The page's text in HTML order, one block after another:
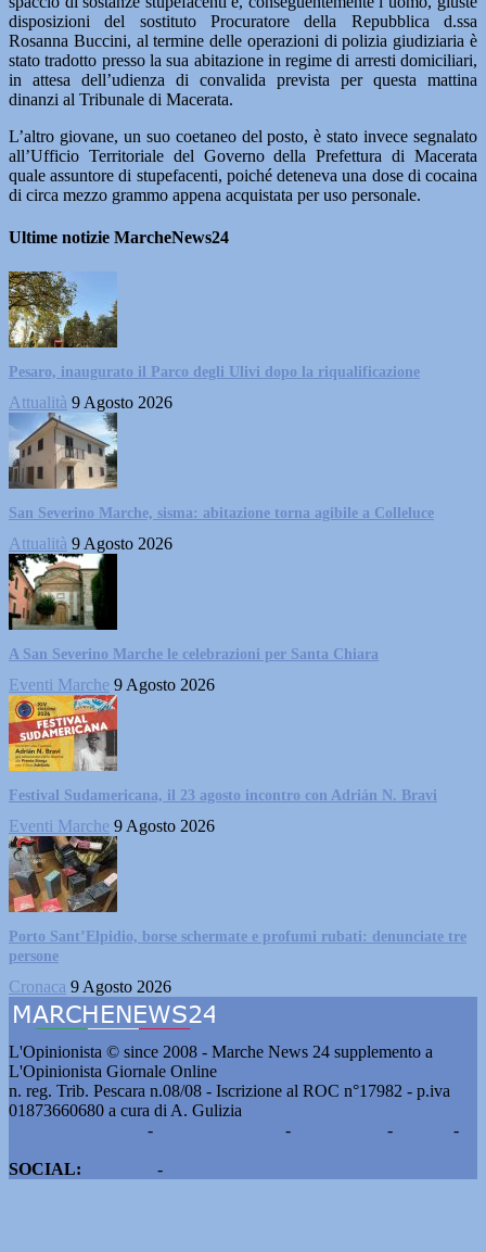
disposizioni del sostituto Procuratore della Repubblica d.ssa
Rosanna Buccini, al termine delle operazioni di polizia giudiziaria è
stato tradotto presso la sua abitazione in regime di arresti domiciliari,
in attesa dell’udienza di convalida prevista per questa mattina
dinanzi al Tribunale di Macerata.
L’altro giovane, un suo coetaneo del posto, è stato invece segnalato
all’Ufficio Territoriale del Governo della Prefettura di Macerata
quale assuntore di stupefacenti, poiché deteneva una dose di cocaina
di circa mezzo grammo appena acquistata per uso personale.
Ultime notizie MarcheNews24
Pesaro, inaugurato il Parco degli Ulivi dopo la riqualificazione
Attualità 9 Agosto 2026
San Severino Marche, sisma: abitazione torna agibile a Colleluce
Attualità 9 Agosto 2026
A San Severino Marche le celebrazioni per Santa Chiara
Eventi Marche 9 Agosto 2026
Festival Sudamericana, il 23 agosto incontro con Adrián N. Bravi
Eventi Marche 9 Agosto 2026
Porto Sant’Elpidio, borse schermate e profumi rubati: denunciate tre
persone
Cronaca 9 Agosto 2026
L'Opinionista © since 2008 - Marche News 24 supplemento a
L'Opinionista Giornale Online
n. reg. Trib. Pescara n.08/08 - Iscrizione al ROC n°17982 - p.iva
01873660680 a cura di A. Gulizia
- - -
-
SOCIAL:
-